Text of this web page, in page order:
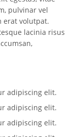
pulvinar vel
erat volutpat.
lacinia risus
adipiscing elit.
adipiscing elit.
adipiscing elit.